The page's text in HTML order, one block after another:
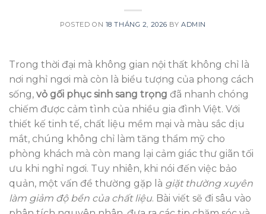
POSTED ON 18 THÁNG 2, 2026 BY ADMIN
Trong thời đại mà không gian nội thất không chỉ là
nơi nghỉ ngơi mà còn là biểu tượng của phong cách
sống, vỏ gối phục sinh sang trọng đã nhanh chóng
chiếm được cảm tình của nhiều gia đình Việt. Với
thiết kế tinh tế, chất liệu mềm mại và màu sắc dịu
mắt, chúng không chỉ làm tăng thẩm mỹ cho
phòng khách mà còn mang lại cảm giác thư giãn tối
ưu khi nghỉ ngơi. Tuy nhiên, khi nói đến việc bảo
quản, một vấn đề thường gặp là giặt thường xuyên
làm giảm độ bền của chất liệu. Bài viết sẽ đi sâu vào